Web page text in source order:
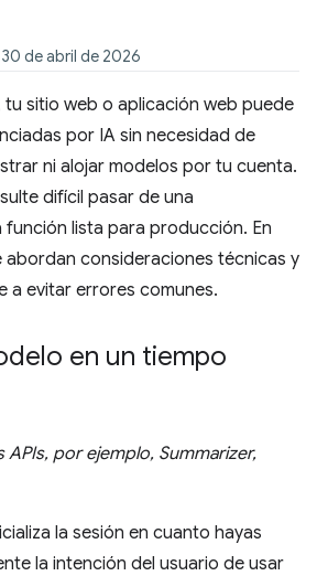
de abril de 2026
tu sitio web o aplicación web puede
por IA sin necesidad de
ni alojar modelos por tu cuenta.
difícil pasar de una
lista para producción. En
consideraciones técnicas y
a evitar errores comunes.
en un tiempo
APIs, por ejemplo, Summarizer,
la sesión en cuanto hayas
la intención del usuario de usar